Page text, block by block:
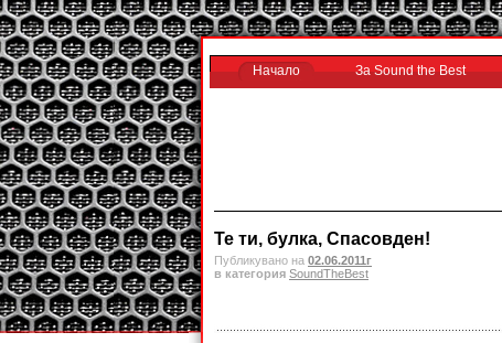
Начало За Sound the Best
Те ти, булка, Спасовден!
Публикувано на 02.06.2011г
в категория SoundTheBest